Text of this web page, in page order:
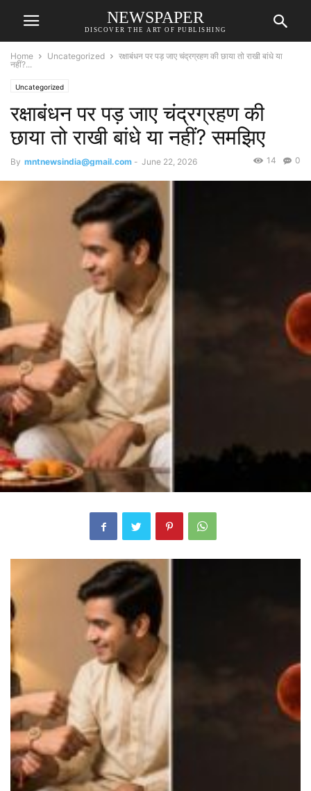
NEWSPAPER
DISCOVER THE ART OF PUBLISHING
Home Uncategorized
रक्षाबंधन पर पड़ जाए चंद्रग्रहण की छाया तो राखी बांधे या
नहीं?...
Uncategorized
रक्षाबंधन पर पड़ जाए चंद्रग्रहण की
छाया तो राखी बांधे या नहीं? समझिए
By mntnewsindia@gmail.com - June 22, 2026 0
14